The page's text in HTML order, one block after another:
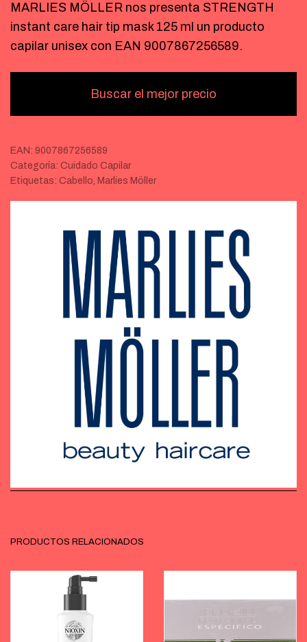
MARLIES MÖLLER nos presenta STRENGTH
instant care hair tip mask 125 ml un producto
capilar unisex con EAN 9007867256589.
Buscar el mejor precio
EAN: 9007867256589
Categoría: Cuidado Capilar
Etiquetas: Cabello, Marlies Möller
PRODUCTOS RELACIONADOS